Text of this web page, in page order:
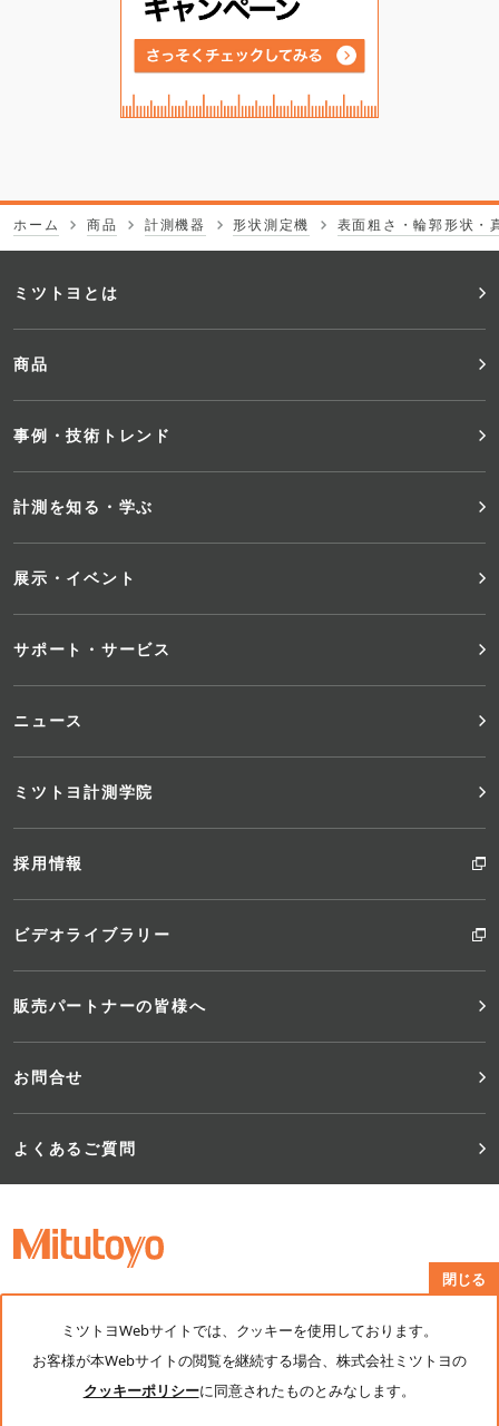
ホーム 商品 計測機器 形状測定機 表面粗さ・輪郭形状・
フ
ッ
タ
ー
メ
ュ
ー
ミツトヨとは
商品
事例・技術トレンド
計測を知る・学ぶ
展示・イベント
サポート・サービス
ニュース
ミツトヨ計測学院
採用情報
ビデオライブラリー
販売パートナーの皆様へ
お問合せ
よくあるご質問
サイトご利用案内
個人情報保護ポリシー
ミツトヨWebサイトでは、クッキーを使用しております。
お客様が本Webサイトの閲覧を継続する場合、株式会社ミツトヨの
クッキーポリシーに同意されたものとみなします。
閉じる